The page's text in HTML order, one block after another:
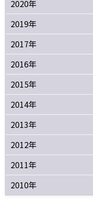
2020年
2019年
2017年
2016年
2015年
2014年
2013年
2012年
2011年
2010年